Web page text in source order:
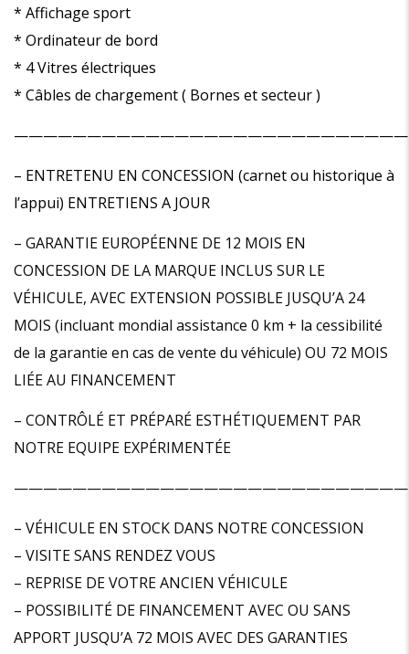
* Affichage sport
* Ordinateur de bord
* 4 Vitres électriques
* Câbles de chargement ( Bornes et secteur )
– ENTRETENU EN CONCESSION (carnet ou historique à
l’appui) ENTRETIENS A JOUR
– GARANTIE EUROPÉENNE DE 12 MOIS EN
CONCESSION DE LA MARQUE INCLUS SUR LE
VÉHICULE, AVEC EXTENSION POSSIBLE JUSQU’A 24
MOIS (incluant mondial assistance 0 km + la cessibilité
de la garantie en cas de vente du véhicule) OU 72 MOIS
LIÉE AU FINANCEMENT
– CONTRÔLÉ ET PRÉPARÉ ESTHÉTIQUEMENT PAR
NOTRE EQUIPE EXPÉRIMENTÉE
– VÉHICULE EN STOCK DANS NOTRE CONCESSION
– VISITE SANS RENDEZ VOUS
– REPRISE DE VOTRE ANCIEN VÉHICULE
– POSSIBILITÉ DE FINANCEMENT AVEC OU SANS
APPORT JUSQU’A 72 MOIS AVEC DES GARANTIES